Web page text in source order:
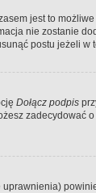
jest to
nie zostanie
postu jeżeli w
Dołącz podpis